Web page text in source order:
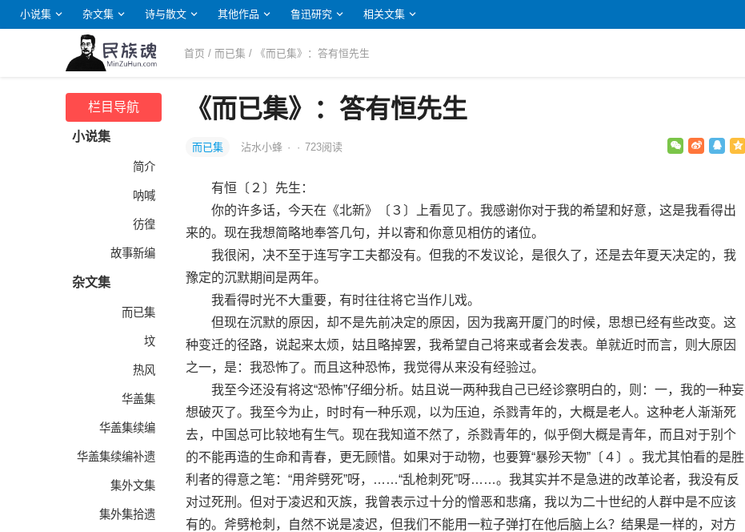
小说集 杂文集 诗与散文 其他作品 鲁迅研究 相关文集
首页 /而已集 / 《而已集》：答有恒先生
栏目导航
小说集
简介
呐喊
彷徨
故事新编
杂文集
而已集
坟
热风
华盖集
华盖集续编
华盖集续编补遗
集外文集
集外集拾遗
《而已集》：答有恒先生
而已集 沾水小蜂 · · 723阅读
有恒〔２〕先生：
你的许多话，今天在《北新》〔３〕上看见了。我感谢你对于我的希望和好意，这是我看得出
来的。现在我想简略地奉答几句，并以寄和你意见相仿的诸位。
我很闲，决不至于连写字工夫都没有。但我的不发议论，是很久了，还是去年夏天决定的，我
豫定的沉默期间是两年。
我看得时光不大重要，有时往往将它当作儿戏。
但现在沉默的原因，却不是先前决定的原因，因为我离开厦门的时候，思想已经有些改变。这
种变迁的径路，说起来太烦，姑且略掉罢，我希望自己将来或者会发表。单就近时而言，则大原因
之一，是：我恐怖了。而且这种恐怖，我觉得从来没有经验过。
我至今还没有将这“恐怖”仔细分析。姑且说一两种我自己已经诊察明白的，则：一，我的一种妄
想破灭了。我至今为止，时时有一种乐观，以为压迫，杀戮青年的，大概是老人。这种老人渐渐死
去，中国总可比较地有生气。现在我知道不然了，杀戮青年的，似乎倒大概是青年，而且对于别个
的不能再造的生命和青春，更无顾惜。如果对于动物，也要算“暴殄天物”〔４〕。我尤其怕看的是胜
利者的得意之笔：“用斧劈死”呀，……“乱枪刺死”呀……。我其实并不是急进的改革论者，我没有反
对过死刑。但对于凌迟和灭族，我曾表示过十分的憎恶和悲痛，我以为二十世纪的人群中是不应该
有的。斧劈枪刺，自然不说是凌迟，但我们不能用一粒子弹打在他后脑上么？结果是一样的，对方